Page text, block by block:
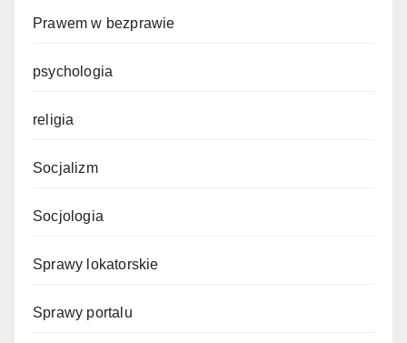
Prawem w bezprawie
psychologia
religia
Socjalizm
Socjologia
Sprawy lokatorskie
Sprawy portalu